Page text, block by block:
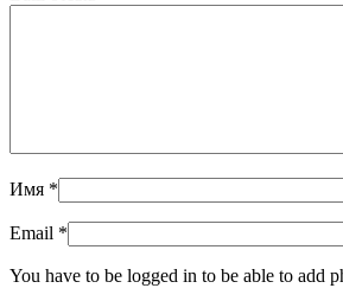
Имя *
Email *
You have to be logged in to be able to add